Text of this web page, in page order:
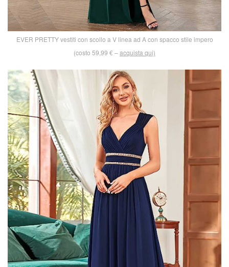
EVER PRETTY vestiti con scollo a V linea ad A con spacco stile impero
(costo 59,99 € –acquista qui)